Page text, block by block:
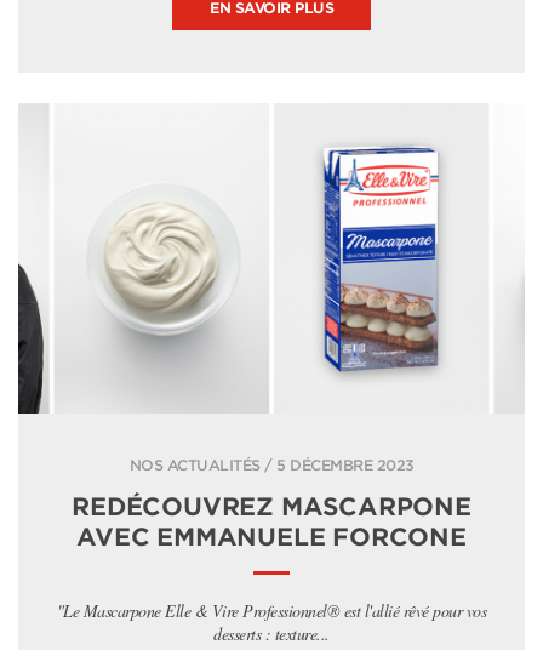
EN SAVOIR PLUS
NOS ACTUALITÉS / 5 DÉCEMBRE 2023
REDÉCOUVREZ MASCARPONE
AVEC EMMANUELE FORCONE
"Le Mascarpone Elle & Vire Professionnel® est l'allié rêvé pour vos
desserts : texture...